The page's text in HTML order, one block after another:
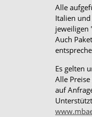
Alle
Italien
jeweiligen
Auch
Es gelten
Alle
auf